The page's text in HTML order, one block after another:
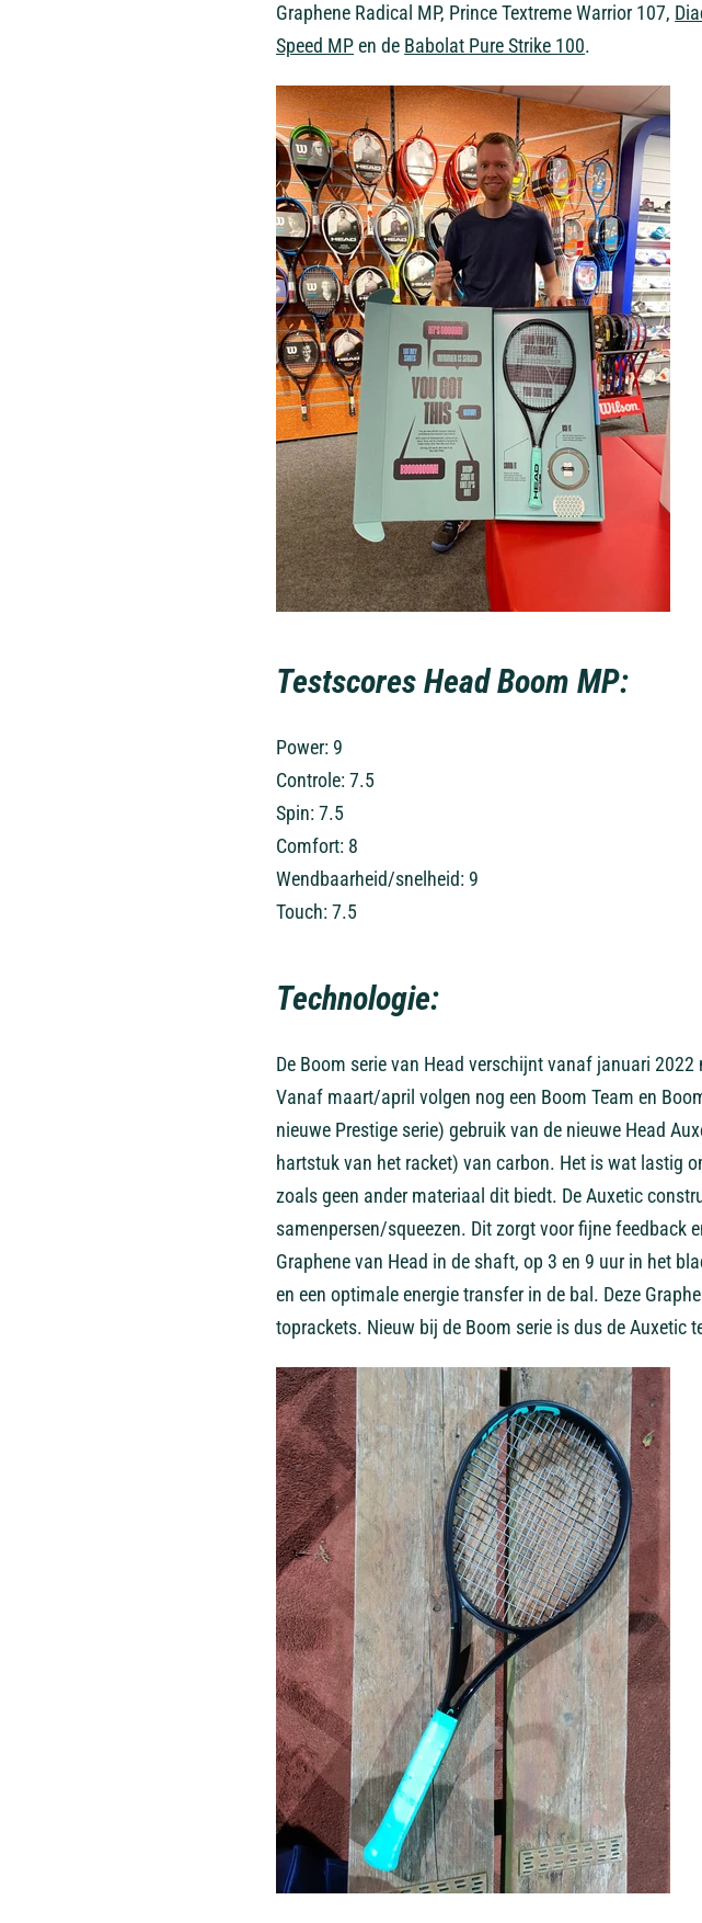
Graphene Radical MP, Prince Textreme Warrior 107,
Speed MPen de Babolat Pure Strike 100.
Testscores Head Boom MP:
Power: 9
Controle: 7.5
Spin: 7.5
Comfort: 8
Wendbaarheid/snelheid: 9
Touch: 7.5
Technologie:
De Boom serie van Head verschijnt vanaf januari
Vanaf maart/april volgen nog een Boom Team en
nieuwe Prestige serie) gebruik van de nieuwe Head
hartstuk van het racket) van carbon. Het is wat lastig
zoals geen ander materiaal dit biedt. De Auxetic
samenpersen/squeezen. Dit zorgt voor fijne feedback
Graphene van Head in de shaft, op 3 en 9 uur in het
en een optimale energie transfer in de bal. Deze
toprackets. Nieuw bij de Boom serie is dus de Auxetic